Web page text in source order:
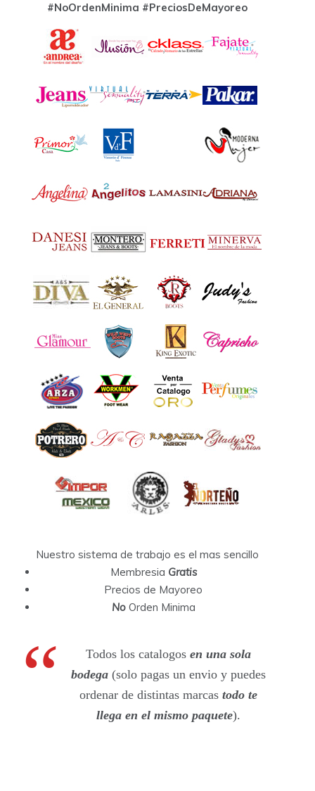
#NoOrdenMinima #PreciosDeMayoreo
Nuestro sistema de trabajo es el mas sencillo
Membresia Gratis
Precios de Mayoreo
NoOrden Minima
Todos los catalogos en una sola
bodega (solo pagas un envio y puedes
ordenar de distintas marcastodo te
llega en el mismo paquete).